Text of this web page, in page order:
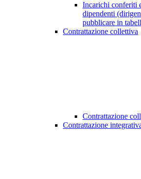
Incarichi conferiti
dipendenti
pubblicare in
Contrattazione collettiva
Contrattazione
Contrattazione